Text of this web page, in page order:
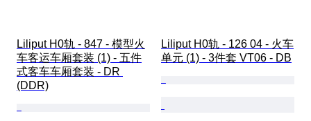
Liliput H0轨 - 847 - 模型火
车客运车厢套装 (1) - 五件
式客车车厢套装 - DR
(DDR)
Liliput H0轨 - 126 04 - 火车
单元 (1) - 3件套 VT06 - DB